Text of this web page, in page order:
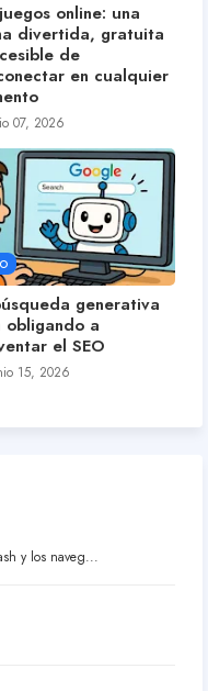
online: una
divertida, gratuita
de
en cualquier
07, 2026
generativa
obligando a
el SEO
15, 2026
y los naveg...